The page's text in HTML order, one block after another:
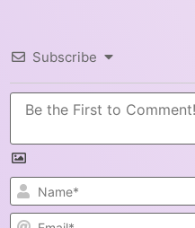
Subscribe